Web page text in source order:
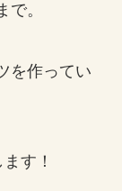
。
を作ってい
す！